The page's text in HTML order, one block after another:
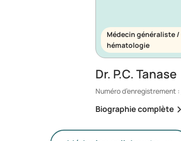
Médecin généraliste /
hématologie
Dr. P.C. Tanase
Numéro d’enregistrement :
Biographie complète